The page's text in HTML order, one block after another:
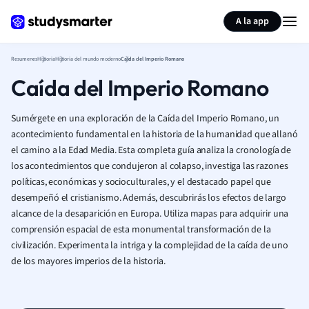
A la app
ResumenesHistoriaHistoria del mundo modernoCaída del Imperio Romano
Caída del Imperio Romano
Sumérgete en una exploración de la Caída del Imperio Romano, un
acontecimiento fundamental en la historia de la humanidad que allanó
el camino a la Edad Media. Esta completa guía analiza la cronología de
los acontecimientos que condujeron al colapso, investiga las razones
políticas, económicas y socioculturales, y el destacado papel que
desempeñó el cristianismo. Además, descubrirás los efectos de largo
alcance de la desaparición en Europa. Utiliza mapas para adquirir una
comprensión espacial de esta monumental transformación de la
civilización. Experimenta la intriga y la complejidad de la caída de uno
de los mayores imperios de la historia.
Resumir página